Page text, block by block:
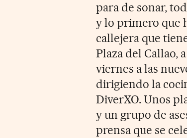
para de sonar,
y lo primero que
callejera que
Plaza del Callao,
viernes a las
dirigiendo la
DiverXO. Unos
y un grupo de
prensa que se